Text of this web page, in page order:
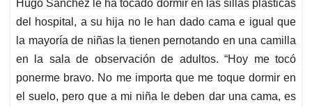
Hugo Sánchez le ha tocado dormir en las sillas plásticas
del hospital, a su hija no le han dado cama e igual que
la mayoría de niñas la tienen pernotando en una camilla
en la sala de observación de adultos. “Hoy me tocó
ponerme bravo. No me importa que me toque dormir en
el suelo, pero que a mi niña le deben dar una cama, es